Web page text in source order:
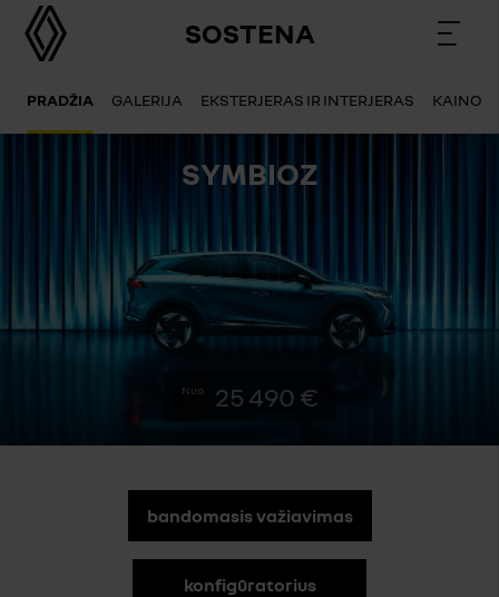
SOSTENA
PRADŽIA GALERIJA EKSTERJERAS IR INTERJERAS KAINOS
SYMBIOZ
Nuo 25 490 €
bandomasis važiavimas
konfigūratorius